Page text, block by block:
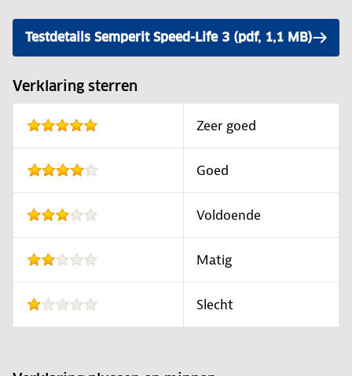
Testdetails Semperit Speed-Life 3 (pdf, 1,1 MB)
Verklaring sterren
Zeer goed
Goed
Voldoende
Matig
Slecht